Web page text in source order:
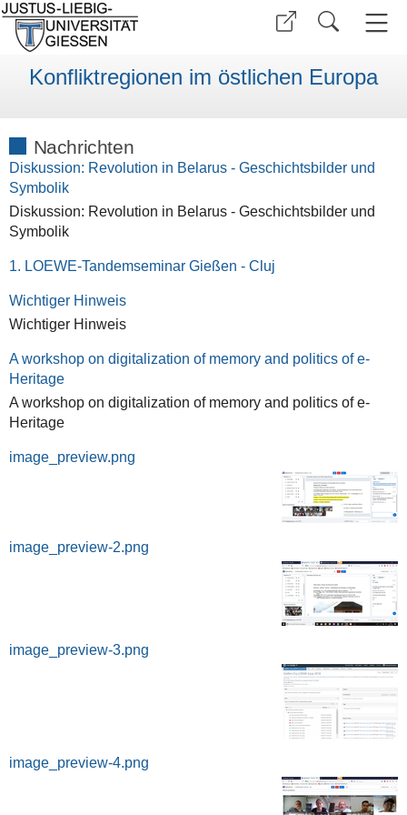
Konfliktregionen im östlichen Europa
Nachrichten
Diskussion: Revolution in Belarus - Geschichtsbilder und
Symbolik
Diskussion: Revolution in Belarus - Geschichtsbilder und
Symbolik
1. LOEWE-Tandemseminar Gießen - Cluj
Wichtiger Hinweis
Wichtiger Hinweis
A workshop on digitalization of memory and politics of e-
Heritage
A workshop on digitalization of memory and politics of e-
Heritage
image_preview.png
image_preview-2.png
image_preview-3.png
image_preview-4.png